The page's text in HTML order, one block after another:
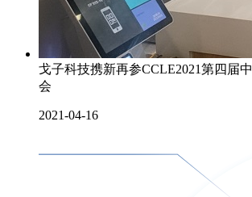
戈子科技携新再参CCLE2021第四届
会
2021-04-16